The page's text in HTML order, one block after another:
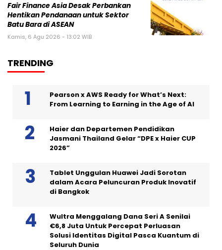
Fair Finance Asia Desak Perbankan
Hentikan Pendanaan untuk Sektor
Batu Bara di ASEAN
Kamis, 6 Agu 2026 - 13:02 WIB
TRENDING
Pearson x AWS Ready for What’s Next:
From Learning to Earning in the Age of AI
Haier dan Departemen Pendidikan
Jasmani Thailand Gelar “DPE x Haier CUP
2026”
Tablet Unggulan Huawei Jadi Sorotan
dalam Acara Peluncuran Produk Inovatif
di Bangkok
Wultra Menggalang Dana Seri A Senilai
€6,8 Juta Untuk Percepat Perluasan
Solusi Identitas Digital Pasca Kuantum di
Seluruh Dunia